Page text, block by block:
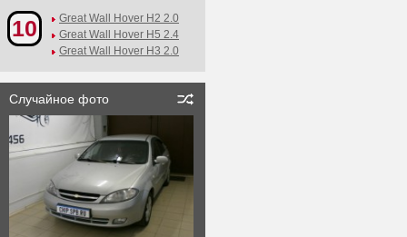
10
Great Wall Hover H2 2.0
Great Wall Hover H5 2.4
Great Wall Hover H3 2.0
Случайное фото